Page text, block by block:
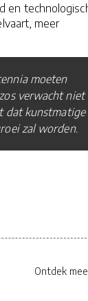
en
meer
moeten
verwacht niet
dat kunstmatige
zal worden.
Ontdek